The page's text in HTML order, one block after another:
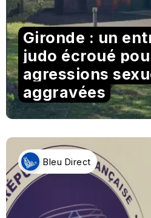
Gironde : un
judo écroué
agressions
aggravées
Bleu Direct